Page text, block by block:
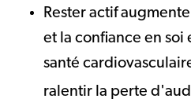
Rester actif
et la confiance en soi
santé
ralentir la perte